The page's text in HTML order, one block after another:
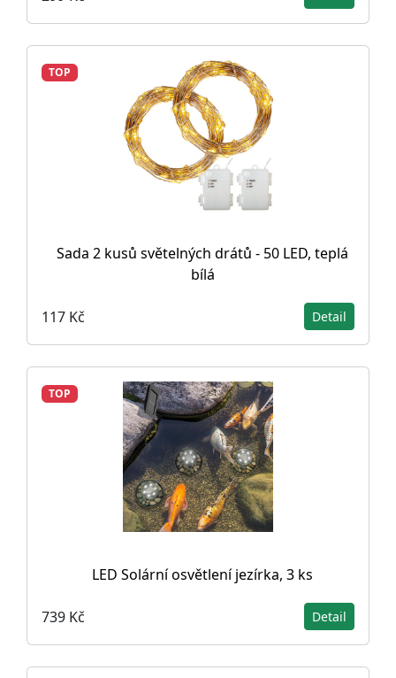
TOP
Sada 2 kusů světelných drátů - 50 LED, teplá
bílá
117 Kč Detail
TOP
LED Solární osvětlení jezírka, 3 ks
739 Kč Detail